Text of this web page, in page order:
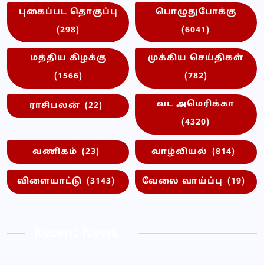
புகைப்பட தொகுப்பு
(298)
பொழுதுபோக்கு
(6041)
மத்திய கிழக்கு
(1566)
முக்கிய செய்திகள்
(782)
ராசிபலன் (22)
வட அமெரிக்கா
(4320)
வணிகம் (23) வாழ்வியல் (814)
விளையாட்டு (3143) வேலை வாய்ப்பு (19)